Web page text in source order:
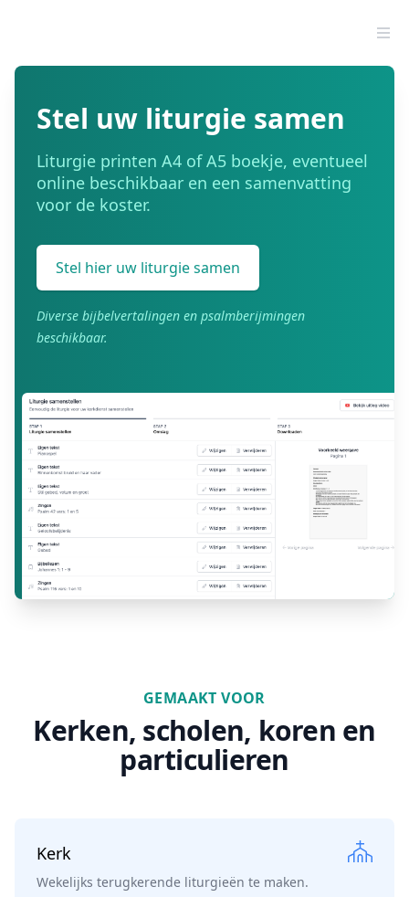
Stel uw liturgie samen
Liturgie printen A4 of A5 boekje, eventueel
online beschikbaar en een samenvatting
voor de koster.
Stel hier uw liturgie samen
Diverse bijbelvertalingen en psalmberijmingen
beschikbaar.
GEMAAKT VOOR
Kerken, scholen, koren en
particulieren
Kerk
Wekelijks terugkerende liturgieën te maken.